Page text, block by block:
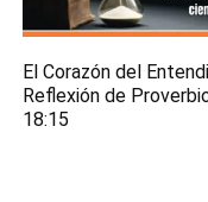
El Corazón del
Reflexión de
18:15